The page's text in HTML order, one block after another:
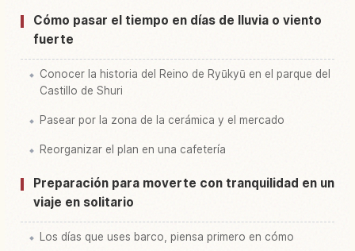
Cómo pasar el tiempo en días de lluvia o viento
fuerte
Conocer la historia del Reino de Ryūkyū en el parque del
Castillo de Shuri
Pasear por la zona de la cerámica y el mercado
Reorganizar el plan en una cafetería
Preparación para moverte con tranquilidad en un
viaje en solitario
Los días que uses barco, piensa primero en cómo